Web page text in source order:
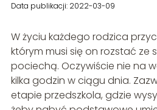
Data publikacji: 2022-03-09
W życiu każdego rodzica
którym musi się on rozstać ze
pociechą. Oczywiście nie na
kilka godzin w ciągu dnia.
etapie przedszkola, gdzie